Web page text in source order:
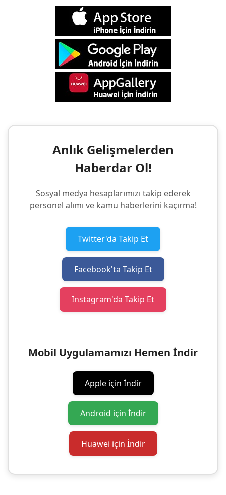
Anlık Gelişmelerden
Haberdar Ol!
Sosyal medya hesaplarımızı takip ederek
personel alımı ve kamu haberlerini kaçırma!
Twitter'da Takip Et
Facebook'ta Takip Et
Instagram'da Takip Et
Mobil Uygulamamızı Hemen İndir
Apple için İndir
Android için İndir
Huawei için İndir